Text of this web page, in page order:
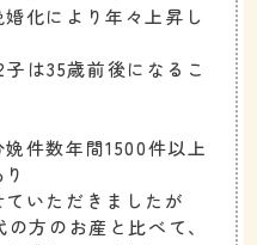
化により年々上昇し
は35歳前後になるこ
件数年間1500件以上
いただきましたが
方のお産と比べて、